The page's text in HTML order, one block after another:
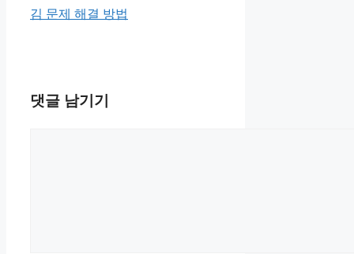
김 문제 해결 방법
댓글 남기기